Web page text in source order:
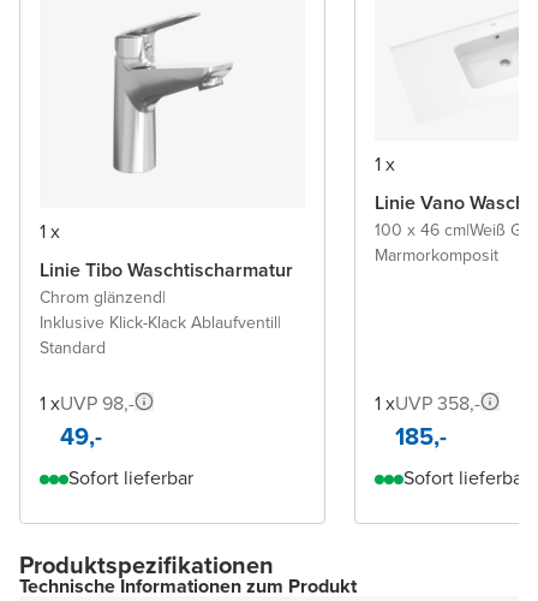
1 x
Linie Tibo Waschtischarmatur
Chrom glänzend|
Inklusive Klick-Klack Ablaufventil|
Standard
1 xUVP 98,-
49,-
Sofort lieferbar
1 x
Linie Vano
100 x 46 cm|Weiß
Marmorkomposit
1 xUVP 358,-
185,-
Sofort lieferbar
Produktspezifikationen
Technische Informationen zum Produkt